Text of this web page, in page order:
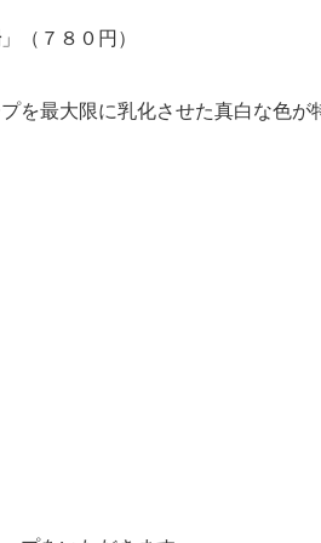
」（７８０円）
を最大限に乳化させた真白な色が